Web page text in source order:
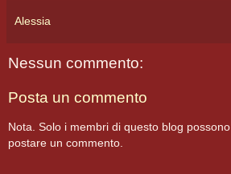
Alessia
Nessun commento:
Posta un commento
Nota. Solo i membri di questo blog possono
postare un commento.